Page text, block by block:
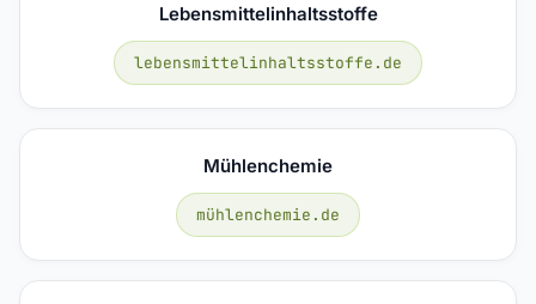
Lebensmittelinhaltsstoffe
lebensmittelinhaltsstoffe.de
Mühlenchemie
mühlenchemie.de